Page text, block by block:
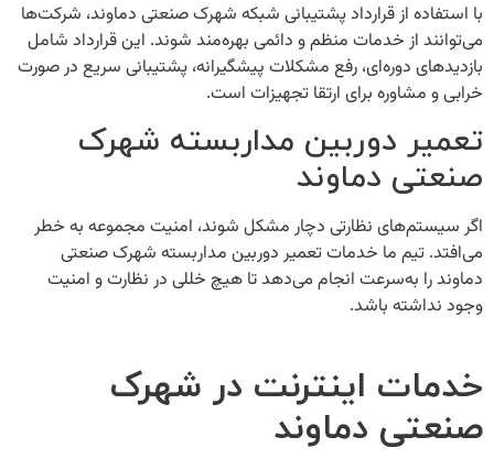
با استفاده ازقرارداد پشتیبانی شبکه شهرک صنعتی دماوند، شرکت‌ها
می‌توانند از خدمات منظم و دائمی بهره‌مند شوند. این قرارداد شامل
بازدیدهای دوره‌ای، رفع مشکلات پیشگیرانه، پشتیبانی سریع در صورت
خرابی و مشاوره برای ارتقا تجهیزات است.
تعمیر دوربین مداربسته شهرک
صنعتی دماوند
اگر سیستم‌های نظارتی دچار مشکل شوند، امنیت مجموعه به خطر
می‌افتد. تیم ما خدماتتعمیر دوربین مداربسته شهرک صنعتی
دماوندرا به‌سرعت انجام می‌دهد تا هیچ خللی در نظارت و امنیت
وجود نداشته باشد.
خدمات اینترنت در شهرک
صنعتی دماوند